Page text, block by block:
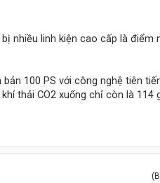
nhiều linh kiện cao cấp là điểm
100 PS với công nghệ tiên
thải CO2 xuống chỉ còn là